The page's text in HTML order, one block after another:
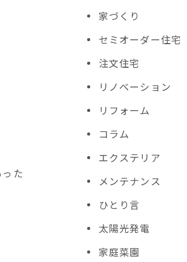
た
家づくり
セミオーダー住宅
注文住宅
リノベーション
リフォーム
コラム
エクステリア
メンテナンス
ひとり言
太陽光発電
家庭菜園